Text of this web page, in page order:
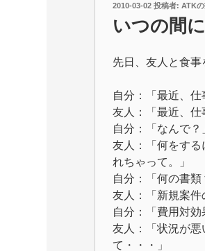
投
日:
2010-03-02投稿者: ATK
いつの間
先日、友人と食事
自分：「最近、
友人：「最近、仕
自分：「なんで？
友人：「何をす
れちゃって。」
自分：「何の書類
友人：「新規案件
自分：「費用対効
友人：「状況が悪
て・・・」